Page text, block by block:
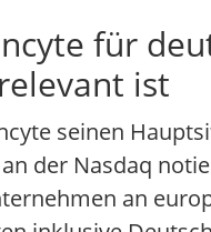
für
ist
seinen
der Nasdaq
an